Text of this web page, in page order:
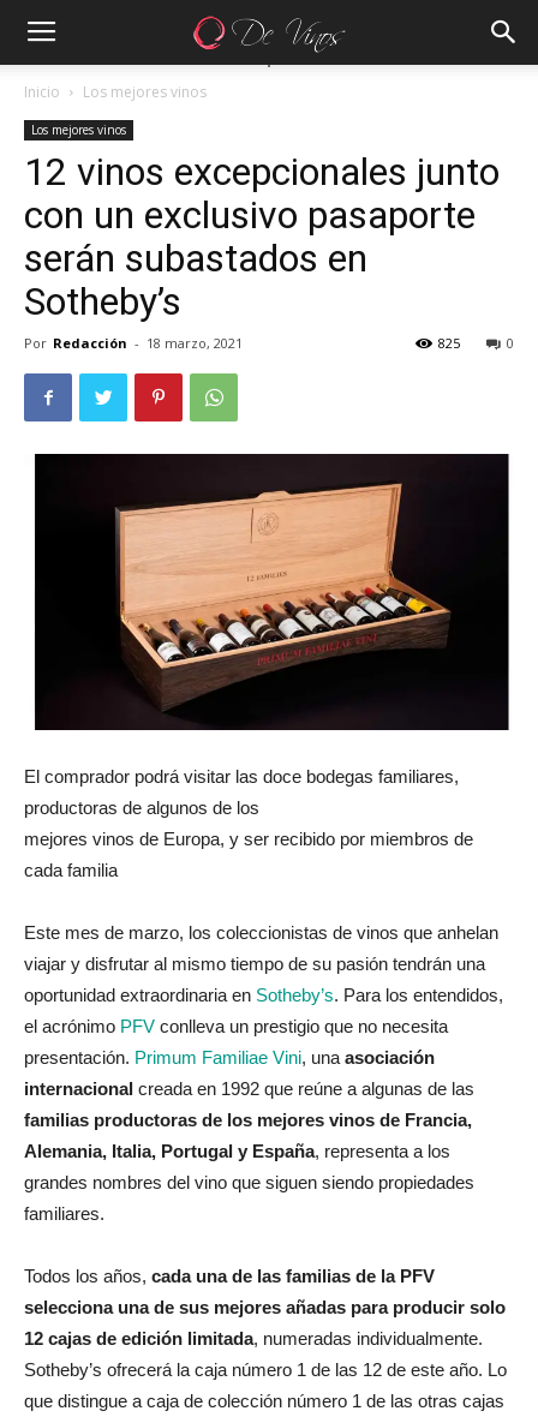
Inicio Los mejores vinos
Los mejores vinos
12 vinos excepcionales junto
con un exclusivo pasaporte
serán subastados en
Sotheby’s
Por Redacción - 18 marzo, 2021 0
825
El comprador podrá visitar las doce bodegas familiares,
productoras de algunos de los
mejores vinos de Europa, y ser recibido por miembros de
cada familia
Este mes de marzo, los coleccionistas de vinos que anhelan
viajar y disfrutar al mismo tiempo de su pasión tendrán una
oportunidad extraordinaria en Sotheby’s. Para los entendidos,
el acrónimo PFV conlleva un prestigio que no necesita
presentación. Primum Familiae Vini, una asociación
internacional creada en 1992 que reúne a algunas de las
familias productoras de los mejores vinos de Francia,
Alemania, Italia, Portugal y España, representa a los
grandes nombres del vino que siguen siendo propiedades
familiares.
Todos los años, cada una de las familias de la PFV
selecciona una de sus mejores añadas para producir solo
12 cajas de edición limitada, numeradas individualmente.
Sotheby’s ofrecerá la caja número 1 de las 12 de este año. Lo
que distingue a caja de colección número 1 de las otras cajas